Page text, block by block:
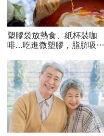
塑膠袋放熱食、紙杯裝咖
啡...吃進微塑膠，脂肪吸收
4件事，驚見「腰圍小一
圈」